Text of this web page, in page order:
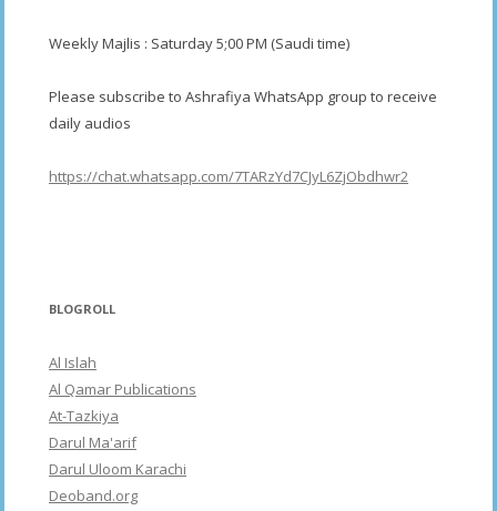
Weekly Majlis : Saturday 5;00 PM (Saudi time)
Please subscribe to Ashrafiya WhatsApp group to receive
daily audios
https://chat.whatsapp.com/7TARzYd7CJyL6ZjObdhwr2
BLOGROLL
Al Islah
Al Qamar Publications
At-Tazkiya
Darul Ma'arif
Darul Uloom Karachi
Deoband.org